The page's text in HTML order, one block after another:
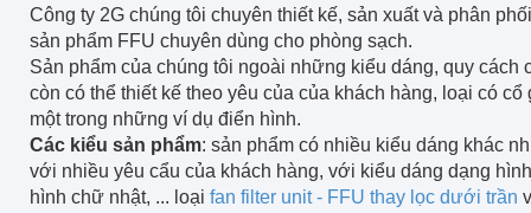
Công ty 2G chúng tôi chuyên thiết kế, sản xuất và phân
sản phẩm FFU chuyên dùng cho phòng sạch.
Sản phẩm của chúng tôi ngoài những kiểu dáng, quy cách
còn có thể thiết kế theo yêu của của khách hàng, loại có cổ
một trong những ví dụ điển hình.
Các kiểu sản phẩm: sản phẩm có nhiều kiểu dáng khác
với nhiều yêu cẩu của khách hàng, với kiểu dáng dạng
hình chữ nhật, ... loại fan filter unit - FFU thay lọc dưới trần